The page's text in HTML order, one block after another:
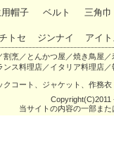
帽子 ベルト 三角巾
トセ ジンナイ アイ
烹／とんかつ屋／焼き鳥屋
ス料理店／イタリア料理店
コート、ジャケット、作務
Copyright(C)2011
当サイトの内容の一部ま